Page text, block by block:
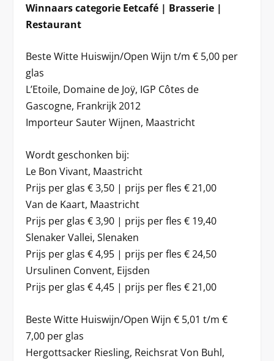
Winnaars categorie Eetcafé | Brasserie |
Restaurant
Beste Witte Huiswijn/Open Wijn t/m € 5,00 per
glas
L’Etoile, Domaine de Joÿ, IGP Côtes de
Gascogne, Frankrijk 2012
Importeur Sauter Wijnen, Maastricht
Wordt geschonken bij:
Le Bon Vivant, Maastricht
Prijs per glas € 3,50 | prijs per fles € 21,00
Van de Kaart, Maastricht
Prijs per glas € 3,90 | prijs per fles € 19,40
Slenaker Vallei, Slenaken
Prijs per glas € 4,95 | prijs per fles € 24,50
Ursulinen Convent, Eijsden
Prijs per glas € 4,45 | prijs per fles € 21,00
Beste Witte Huiswijn/Open Wijn € 5,01 t/m €
7,00 per glas
Hergottsacker Riesling, Reichsrat Von Buhl,